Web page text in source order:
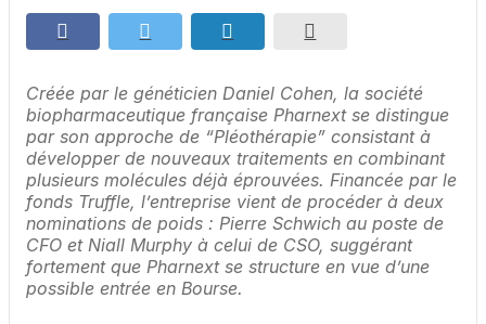
Créée par le généticien Daniel Cohen, la société
biopharmaceutique française Pharnext se distingue
par son approche de “Pléothérapie” consistant à
développer de nouveaux traitements en combinant
plusieurs molécules déjà éprouvées. Financée par le
fonds Truffle, l’entreprise vient de procéder à deux
nominations de poids : Pierre Schwich au poste de
CFO et Niall Murphy à celui de CSO, suggérant
fortement que Pharnext se structure en vue d’une
possible entrée en Bourse.